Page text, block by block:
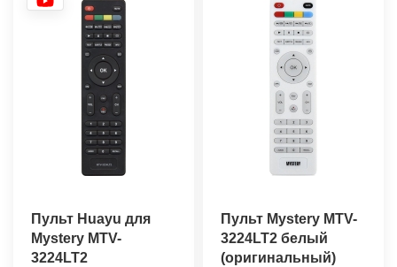
Пульт Huayu для
Mystery MTV-
3224LT2
Пульт Mystery MTV-
3224LT2 белый
(оригинальный)